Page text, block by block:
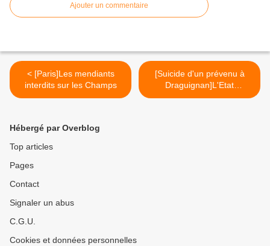
Ajouter un commentaire
< [Paris]Les mendiants
interdits sur les Champs
[Suicide d'un prévenu à
Draguignan]L'Etat
condamné >
Hébergé par Overblog
Top articles
Pages
Contact
Signaler un abus
C.G.U.
Cookies et données personnelles